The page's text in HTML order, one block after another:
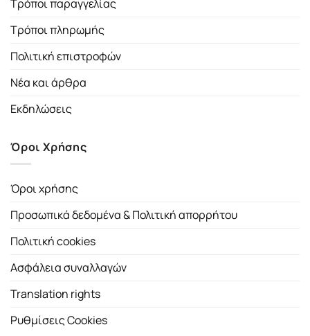
Τρόποι παραγγελίας
Τρόποι πληρωμής
Πολιτική επιστροφών
Νέα και άρθρα
Εκδηλώσεις
Όροι Χρήσης
Όροι χρήσης
Προσωπικά δεδομένα & Πολιτική απορρήτου
Πολιτική cookies
Ασφάλεια συναλλαγών
Translation rights
Ρυθμίσεις Cookies